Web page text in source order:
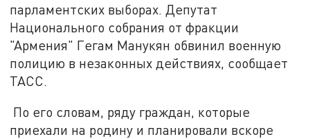
парламентских выборах. Депутат
Национального собрания от фракции
"Армения" Гегам Манукян обвинил военную
полицию в незаконных действиях, сообщает
ТАСС.
По его словам, ряду граждан, которые
приехали на родину и планировали вскоре